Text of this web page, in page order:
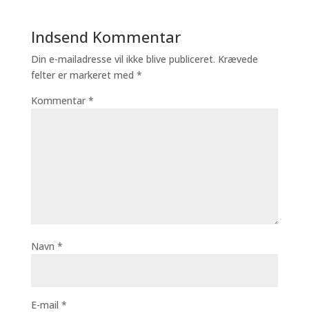
Indsend Kommentar
Din e-mailadresse vil ikke blive publiceret. Krævede
felter er markeret med *
Kommentar *
Navn *
E-mail *